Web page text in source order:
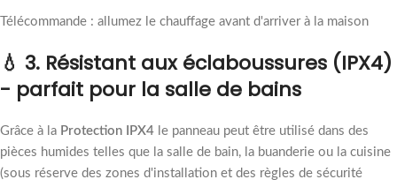
Télécommande : allumez le chauffage avant d'arriver à la maison
💧 3. Résistant aux éclaboussures (IPX4)
- parfait pour la salle de bains
Grâce à la Protection IPX4 le panneau peut être utilisé dans des
pièces humides telles que la salle de bain, la buanderie ou la cuisine
(sous réserve des zones d'installation et des règles de sécurité